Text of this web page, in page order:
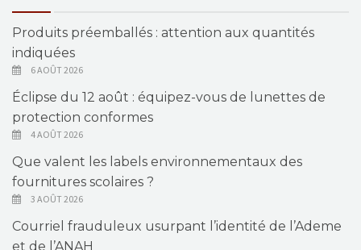
Produits préemballés : attention aux quantités
indiquées
6 AOÛT 2026
Éclipse du 12 août : équipez-vous de lunettes de
protection conformes
4 AOÛT 2026
Que valent les labels environnementaux des
fournitures scolaires ?
3 AOÛT 2026
Courriel frauduleux usurpant l’identité de l’Ademe
et de l’ANAH